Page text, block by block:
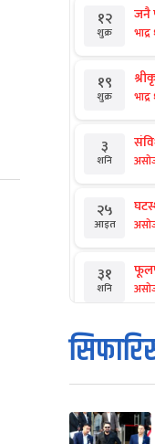
१२
शुक्र
जनै
१९
शुक्र
३
शनि
२५
आइत
३१
शनि
१
आइत
मंगल